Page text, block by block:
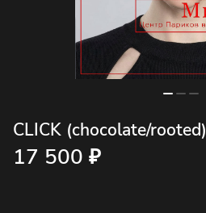
CLICK (chocolate/rooted)
17 500 ₽